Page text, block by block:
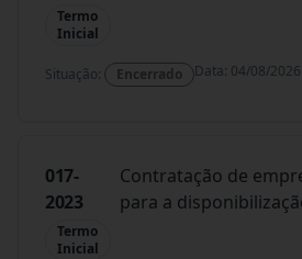
Termo
Inicial
Situação: Encerrado Data: 04/08/2026
017-
2023
Termo
Inicial
Contratação de
para a